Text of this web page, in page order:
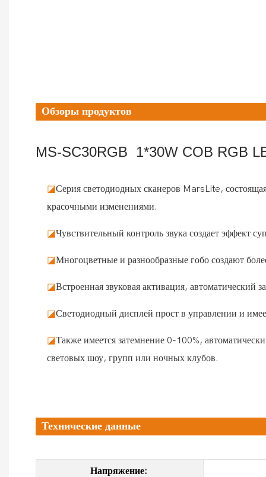
Обзоры продуктов
MS-SC30RGB 1*30W COB RGB
◪Серия светодиодных сканеров MarsLite,
красочными изменениями.
◪Чувствительный контроль звука создает эффект
◪Многоцветные и разнообразные гобо создают
◪Встроенная звуковая активация,
◪Светодиодный дисплей прост в управлении и
◪Также имеется затемнение 0-100%,
световых шоу, групп или ночных клубов.
Технические данные
Напряжение: